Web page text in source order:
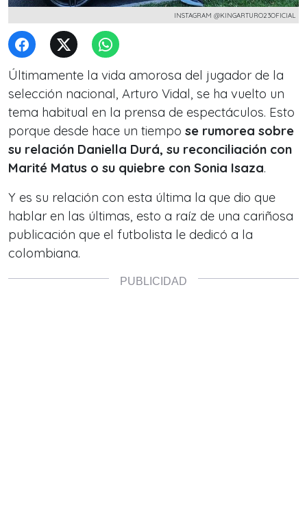
INSTAGRAM @KINGARTURO23OFICIAL
Últimamente la vida amorosa del jugador de la
selección nacional, Arturo Vidal, se ha vuelto un
tema habitual en la prensa de espectáculos. Esto
porque desde hace un tiempo se rumorea sobre
su relación Daniella Durá, su reconciliación con
Marité Matus o su quiebre con Sonia Isaza.
Y es su relación con esta última la que dio que
hablar en las últimas, esto a raíz de una cariñosa
publicación que el futbolista le dedicó a la
colombiana.